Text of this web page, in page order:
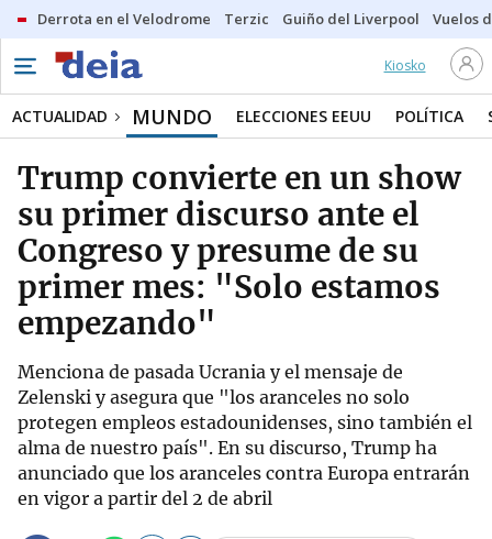
Derrota en el Velodrome Terzic Guiño del Liverpool Vuelos
Kiosko
ACTUALIDAD MUNDO ELECCIONES EEUU POLÍTICA
Trump convierte en un show
su primer discurso ante el
Congreso y presume de su
primer mes: "Solo estamos
empezando"
Menciona de pasada Ucrania y el mensaje de
Zelenski y asegura que "los aranceles no solo
protegen empleos estadounidenses, sino también el
alma de nuestro país". En su discurso, Trump ha
anunciado que los aranceles contra Europa entrarán
en vigor a partir del 2 de abril